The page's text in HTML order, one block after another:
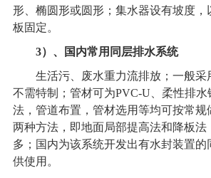
形、椭圆形或圆形；集水器设有坡度，
板固定。
3）、国内常用 同层排水系统
生活污、废水重力流排放；一般采
不需特制；管材可为PVC-U、柔性排
法，管道布置，管材选用等均可按常规
两种方法，即地面局部提高法和降板法
多；国内为该系统开发出有水封装置的
供使用。